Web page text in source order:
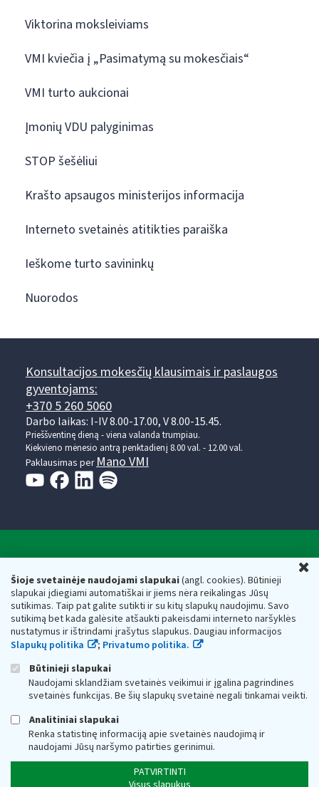
Šioje svetainėje naudojami slapukai(angl. cookies). Būtinieji
slapukai įdiegiami automatiškai ir jiems nėra reikalingas Jūsų
sutikimas. Taip pat galite sutikti ir su kitų slapukų naudojimu. Savo
sutikimą bet kada galėsite atšaukti pakeisdami interneto naršyklės
nustatymus ir ištrindami įrašytus slapukus. Daugiau informacijos
Slapukų politika
; Privatumo politika.
Būtinieji slapukai
Naudojami sklandžiam svetainės veikimui ir įgalina pagrindines
svetainės funkcijas. Be šių slapukų svetainė negali tinkamai veikti.
Analitiniai slapukai
Renka statistinę informaciją apie svetainės naudojimą ir
naudojami Jūsų naršymo patirties gerinimui.
PATVIRTINTI
Viktorina moksleiviams
VMI kviečia į „Pasimatymą su mokesčiais“
VMI turto aukcionai
Įmonių VDU palyginimas
STOP šešėliui
Krašto apsaugos ministerijos informacija
Interneto svetainės atitikties paraiška
Ieškome turto savininkų
Nuorodos
Konsultacijos mokesčių klausimais ir paslaugos
gyventojams:
+370 5 260 5060
Darbo laikas: I-IV 8.00-17.00, V 8.00-15.45.
Prieššventinę dieną - viena valanda trumpiau.
Kiekvieno mėnesio antrą penktadienį 8.00 val. - 12.00 val.
Paklausimas per Mano VMI
Respublikos finansų ministerijos
Biudžetinė įstaiga. Juridinio asmens kodas — 188659752,
adresas: Vasario 16-osios g. 14, 01107 Vilnius, Lietuva, el.paštas:
vmi@vmi.lt, E. pristatymo dėžutės adresas 188659752
Duomenys apie Valstybinę mokesčių inspekciją prie Lietuvos
Respublikos finansų ministerijos kaupiami ir saugomi Juridinių